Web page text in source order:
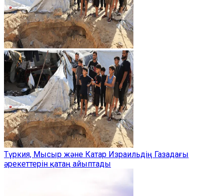
Түркия, Мысыр және Катар Израильдің Газадағы
әрекеттерін қатаң айыптады